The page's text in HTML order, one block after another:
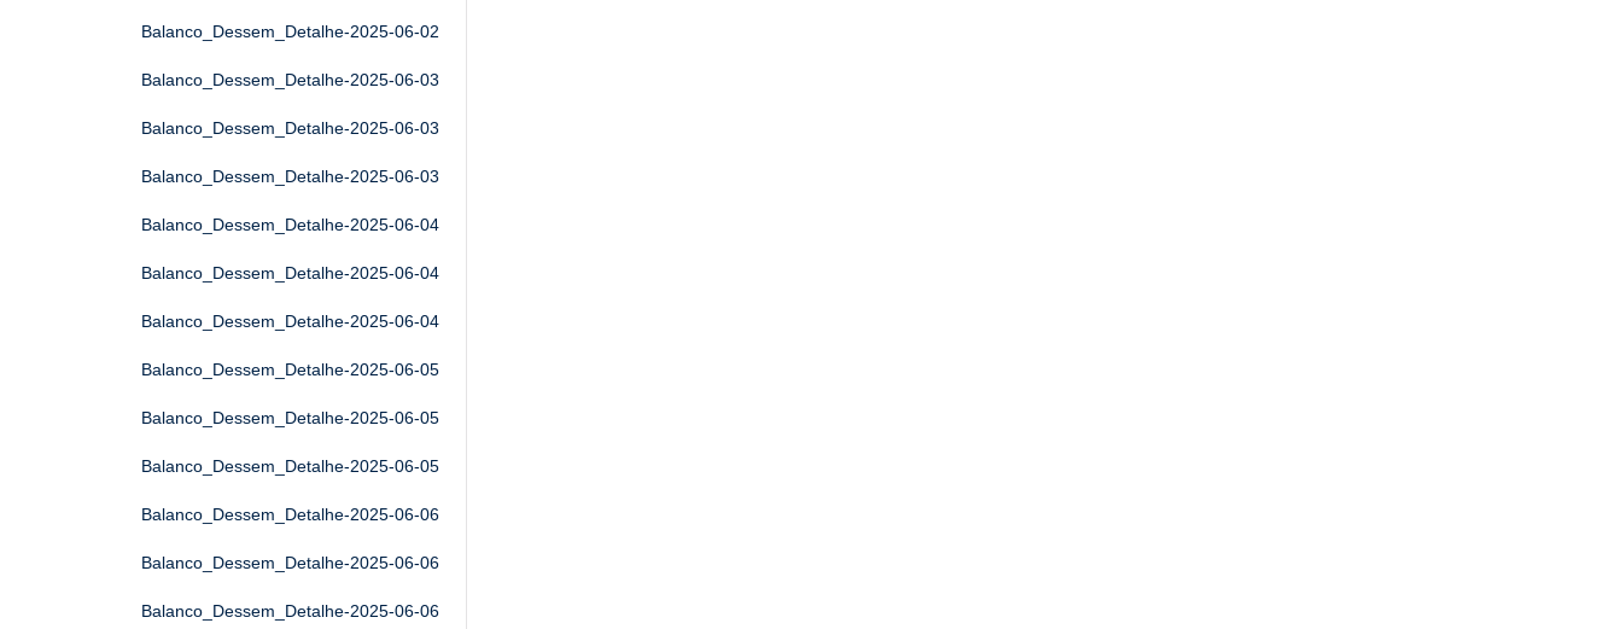
Balanco_Dessem_Detalhe-2025-06-02
Balanco_Dessem_Detalhe-2025-06-03
Balanco_Dessem_Detalhe-2025-06-03
Balanco_Dessem_Detalhe-2025-06-03
Balanco_Dessem_Detalhe-2025-06-04
Balanco_Dessem_Detalhe-2025-06-04
Balanco_Dessem_Detalhe-2025-06-04
Balanco_Dessem_Detalhe-2025-06-05
Balanco_Dessem_Detalhe-2025-06-05
Balanco_Dessem_Detalhe-2025-06-05
Balanco_Dessem_Detalhe-2025-06-06
Balanco_Dessem_Detalhe-2025-06-06
Balanco_Dessem_Detalhe-2025-06-06